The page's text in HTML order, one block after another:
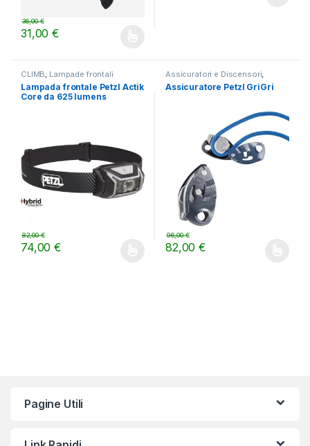
31,00€
36,00€
Questo prodotto ha più varianti. Le opzioni possono essere
CLIMB, Lampade frontali
Lampada frontale Petzl Actik
Core da 625 lumens
74,00€
82,00€
Questo prodotto ha più varianti. Le opzioni possono essere
Assicuratori e Discensori,
CLIMB
Assicuratore Petzl GriGri
82,00€
96,00€
Questo prodotto ha più
Pagine Utili